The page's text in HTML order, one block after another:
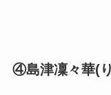
④島津凜々華(